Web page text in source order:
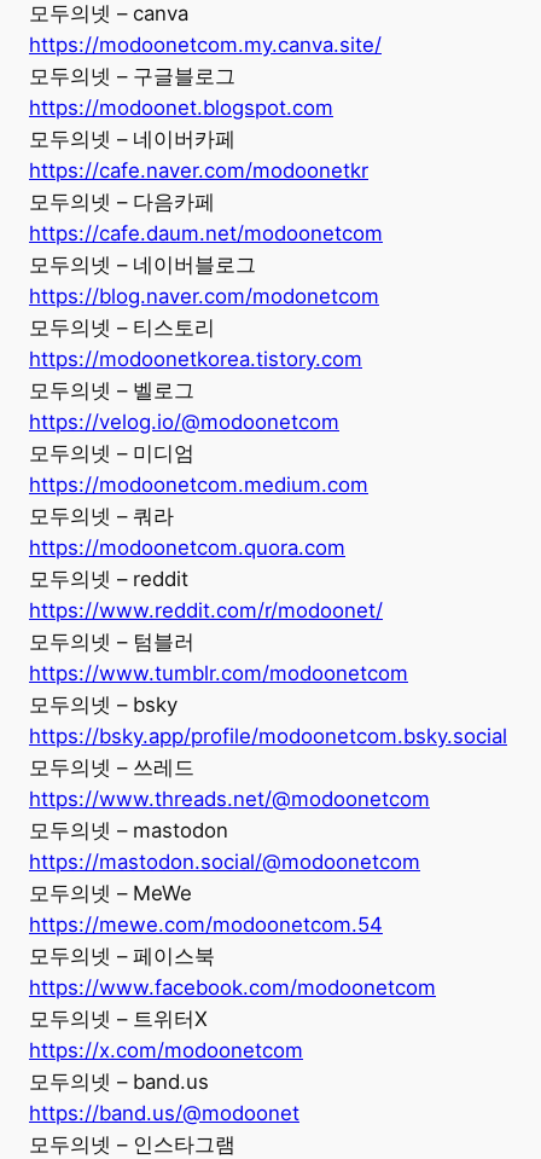
모두의넷 – canva
https://modoonetcom.my.canva.site/
모두의넷 – 구글블로그
https://modoonet.blogspot.com
모두의넷 – 네이버카페
https://cafe.naver.com/modoonetkr
모두의넷 – 다음카페
https://cafe.daum.net/modoonetcom
모두의넷 – 네이버블로그
https://blog.naver.com/modonetcom
모두의넷 – 티스토리
https://modoonetkorea.tistory.com
모두의넷 – 벨로그
https://velog.io/@modoonetcom
모두의넷 – 미디엄
https://modoonetcom.medium.com
모두의넷 – 쿼라
https://modoonetcom.quora.com
모두의넷 – reddit
https://www.reddit.com/r/modoonet/
모두의넷 – 텀블러
https://www.tumblr.com/modoonetcom
모두의넷 – bsky
https://bsky.app/profile/modoonetcom.bsky.social
모두의넷 – 쓰레드
https://www.threads.net/@modoonetcom
모두의넷 – mastodon
https://mastodon.social/@modoonetcom
모두의넷 – MeWe
https://mewe.com/modoonetcom.54
모두의넷 – 페이스북
https://www.facebook.com/modoonetcom
모두의넷 – 트위터X
https://x.com/modoonetcom
모두의넷 – band.us
https://band.us/@modoonet
모두의넷 – 인스타그램